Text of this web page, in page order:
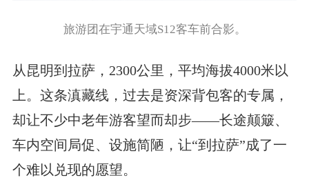
旅游团在宇通天域S12客车前合影。
从昆明到拉萨，2300公里，平均海拔4000米以
上。这条滇藏线，过去是资深背包客的专属，
却让不少中老年游客望而却步——长途颠簸、
车内空间局促、设施简陋，让“到拉萨”成了一
个难以兑现的愿望。